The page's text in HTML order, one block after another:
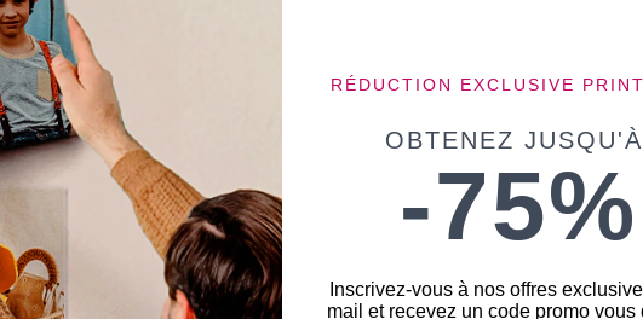
RÉDUCTION EXCLUSIVE
OBTENEZ
-75%
Inscrivez-vous à nos offres
mail et recevez un code promo vous